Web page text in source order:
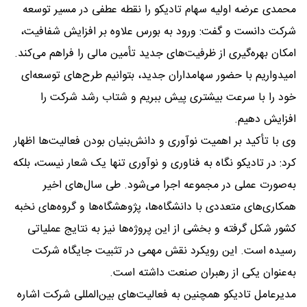
محمدی عرضه اولیه سهام تادیکو را نقطه عطفی در مسیر توسعه
شرکت دانست و گفت: ورود به بورس علاوه بر افزایش شفافیت،
امکان بهره‌گیری از ظرفیت‌های جدید تأمین مالی را فراهم می‌کند.
امیدواریم با حضور سهامداران جدید، بتوانیم طرح‌های توسعه‌ای
خود را با سرعت بیشتری پیش ببریم و شتاب رشد شرکت را
افزایش دهیم.
وی با تأکید بر اهمیت نوآوری و دانش‌بنیان بودن فعالیت‌ها اظهار
کرد: در تادیکو نگاه به فناوری و نوآوری تنها یک شعار نیست، بلکه
به‌صورت عملی در مجموعه اجرا می‌شود. طی سال‌های اخیر
همکاری‌های متعددی با دانشگاه‌ها، پژوهشگاه‌ها و گروه‌های نخبه
کشور شکل گرفته و بخشی از این پروژه‌ها نیز به نتایج عملیاتی
رسیده است. این رویکرد نقش مهمی در تثبیت جایگاه شرکت
به‌عنوان یکی از رهبران صنعت داشته است.
مدیرعامل تادیکو همچنین به فعالیت‌های بین‌المللی شرکت اشاره